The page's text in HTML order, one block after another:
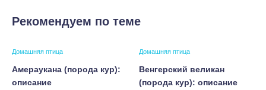
Рекомендуем по теме
Домашняя птица
Амераукана (порода кур):
описание
Домашняя птица
Венгерский великан
(порода кур): описание